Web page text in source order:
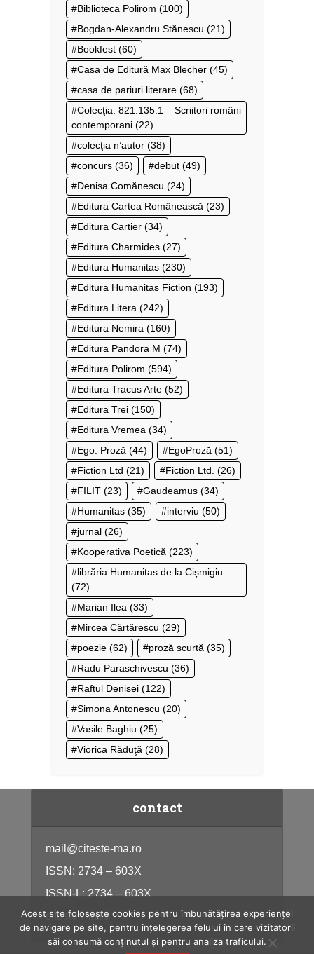
Biblioteca Polirom (100)
Bogdan-Alexandru Stănescu (21)
Bookfest (60)
Casa de Editură Max Blecher (45)
casa de pariuri literare (68)
Colecţia: 821.135.1 – Scriitori români
contemporani (22)
colecţia n’autor (38)
concurs (36) debut (49)
Denisa Comănescu (24)
Editura Cartea Românească (23)
Editura Cartier (34)
Editura Charmides (27)
Editura Humanitas (230)
Editura Humanitas Fiction (193)
Editura Litera (242)
Editura Nemira (160)
Editura Pandora M (74)
Editura Polirom (594)
Editura Tracus Arte (52)
Editura Trei (150)
Editura Vremea (34)
Ego. Proză (44) EgoProză (51)
Fiction Ltd (21) Fiction Ltd. (26)
FILIT (23) Gaudeamus (34)
Humanitas (35) interviu (50)
jurnal (26)
Kooperativa Poetică (223)
librăria Humanitas de la Cișmigiu
(72)
Marian Ilea (33)
Mircea Cărtărescu (29)
poezie (62) proză scurtă (35)
Radu Paraschivescu (36)
Raftul Denisei (122)
Simona Antonescu (20)
Vasile Baghiu (25)
Viorica Răduţă (28)
contact
mail@citeste-ma.ro
ISSN: 2734 – 603X
ISSN-L: 2734 – 603X
citeste-ma.ro
Acest site folosește cookies pentru îmbunătățirea experienței
de navigare pe site, pentru înțelegerea felului în care vizitatorii
săi consumă conținutul și pentru analiza traficului.